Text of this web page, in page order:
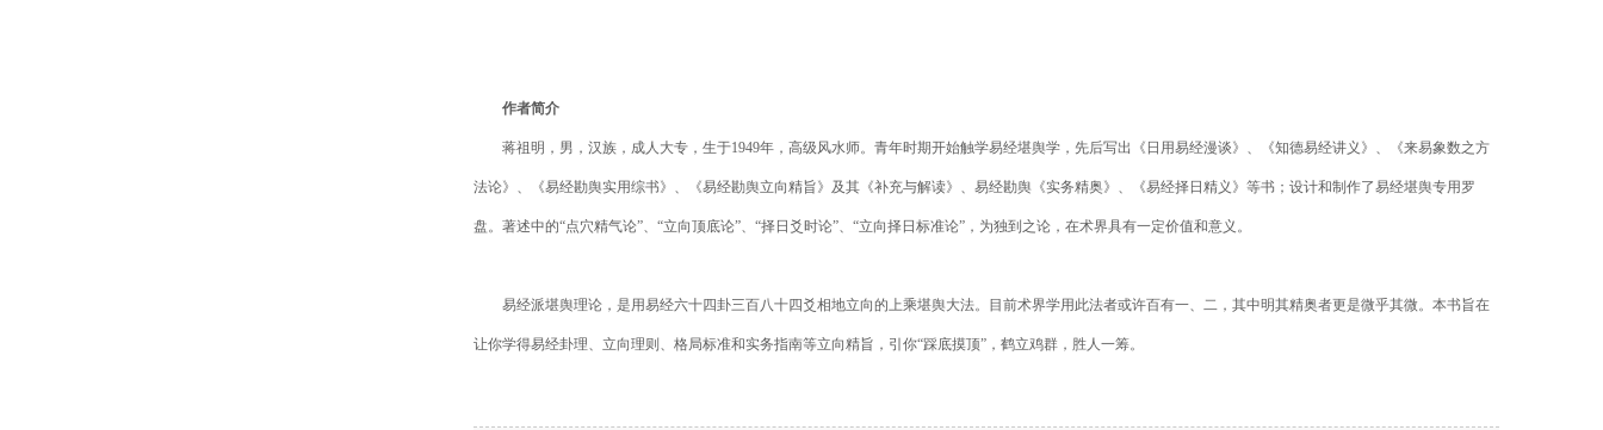
作者简介
蒋祖明，男，汉族，成人大专，生于1949年，高级风水师。青年时期开始触学易经堪舆学，先后写出《日用易经漫谈》、《知德易经讲义》、《来易象数之方
法论》、《易经勘舆实用综书》、《易经勘舆立向精旨》及其《补充与解读》、易经勘舆《实务精奥》、《易经择日精义》等书；设计和制作了易经堪舆专用罗
盘。著述中的“点穴精气论”、 “立向顶底论”、 “择日爻时论”、 “立向择日标准论” ，为独到之论，在术界具有一定价值和意义。
易经派堪舆理论，是用易经六十四卦三百八十四爻相地立向的上乘堪舆大法。目前术界学用此法者或许百有一、二，其中明其精奥者更是微乎其微。本书旨在
让你学得易经卦理、立向理则、格局标准和实务指南等立向精旨，引你“踩底摸顶”，鹤立鸡群，胜人一筹。